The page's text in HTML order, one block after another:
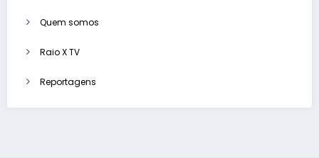
Quem somos
Raio X TV
Reportagens